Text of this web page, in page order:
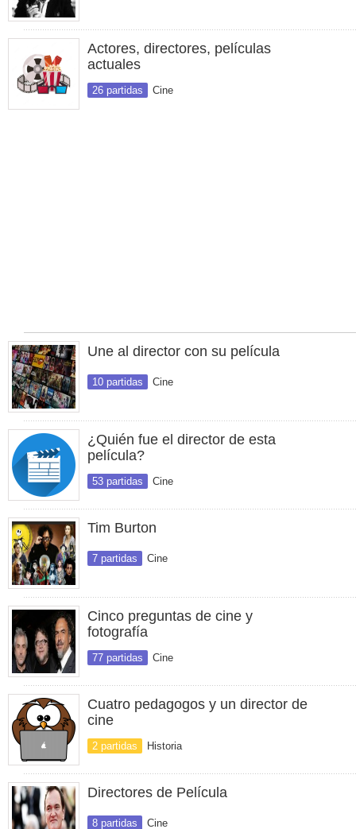
Actores, directores, películas
actuales
26 partidas Cine
Une al director con su película
10 partidas Cine
¿Quién fue el director de esta
película?
53 partidas Cine
Tim Burton
7 partidas Cine
Cinco preguntas de cine y
fotografía
77 partidas Cine
Cuatro pedagogos y un director de
cine
2 partidas Historia
Directores de Película
8 partidas Cine